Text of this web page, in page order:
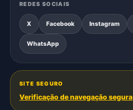
REDES SOCIAIS
X Facebook Instagram
WhatsApp
SITE SEGURO
Verificação de navegação segura